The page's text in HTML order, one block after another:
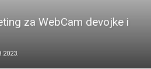
za WebCam devojke i